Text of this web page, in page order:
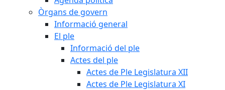
Òrgans de govern
Informació general
El ple
Informació del ple
Actes del ple
Actes de Ple Legislatura XII
Actes de Ple Legislatura XI